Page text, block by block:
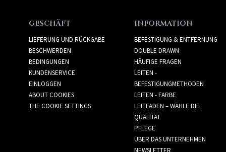
GESCHÄFT
LIEFERUNG UND RÜCKGABE
BESCHWERDEN
BEDINGUNGEN
KUNDENSERVICE
EINLOGGEN
ABOUT COOKIES
THE COOKIE SETTINGS
INFORMATION
BEFESTIGUNG & ENTFERNUNG
DOUBLE DRAWN
HÄUFIGE FRAGEN
LEITEN -
BEFESTIGUNGMETHODEN
LEITEN - FARBE
LEITFADEN – WÄHLE DIE
QUALITÄT
PFLEGE
ÜBER DAS UNTERNEHMEN
NEWSLETTER